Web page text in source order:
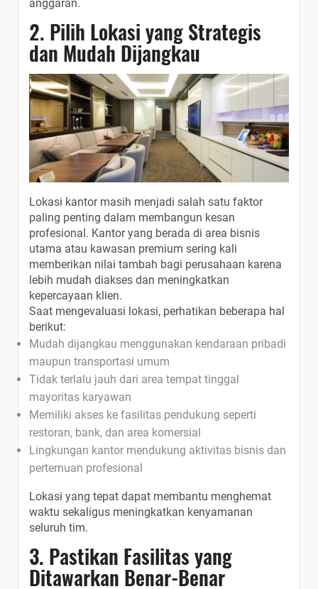
anggaran.
2. Pilih Lokasi yang Strategis
dan Mudah Dijangkau
Lokasi kantor masih menjadi salah satu faktor
paling penting dalam membangun kesan
profesional. Kantor yang berada di area bisnis
utama atau kawasan premium sering kali
memberikan nilai tambah bagi perusahaan karena
lebih mudah diakses dan meningkatkan
kepercayaan klien.
Saat mengevaluasi lokasi, perhatikan beberapa hal
berikut:
Mudah dijangkau menggunakan kendaraan pribadi
maupun transportasi umum
Tidak terlalu jauh dari area tempat tinggal
mayoritas karyawan
Memiliki akses ke fasilitas pendukung seperti
restoran, bank, dan area komersial
Lingkungan kantor mendukung aktivitas bisnis dan
pertemuan profesional
Lokasi yang tepat dapat membantu menghemat
waktu sekaligus meningkatkan kenyamanan
seluruh tim.
3. Pastikan Fasilitas yang
Ditawarkan Benar-Benar